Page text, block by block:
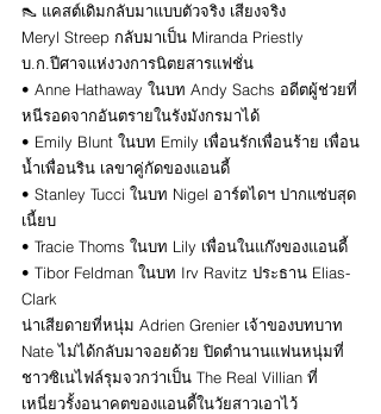
👠 แคสต์เดิมกลับมาแบบตัวจริง เสียงจริง
Meryl Streep กลับมาเป็น Miranda Priestly
บ.ก.ปีศาจแห่งวงการนิตยสารแฟชั่น
• Anne Hathaway ในบท Andy Sachs อดีตผู้ช่วยที่
หนีรอดจากอันตรายในรังมังกรมาได้
• Emily Blunt ในบท Emily เพื่อนรักเพื่อนร้าย เพื่อน
น้ำเพื่อนริน เลขาคู่กัดของแอนดี้
• Stanley Tucci ในบท Nigel อาร์ตไดฯ ปากแซ่บสุด
เนี้ยบ
• Tracie Thoms ในบท Lily เพื่อนในแก๊งของแอนดี้
• Tibor Feldman ในบท Irv Ravitz ประธาน Elias-
Clark
น่าเสียดายที่หนุ่ม Adrien Grenier เจ้าของบทบาท
Nate ไม่ได้กลับมาจอยด้วย ปิดตำนานแฟนหนุ่มที่
ชาวซิเนไฟล์รุมจวกว่าเป็น The Real Villian ที่
เหนี่ยวรั้งอนาคตของแอนดี้ในวัยสาวเอาไว้